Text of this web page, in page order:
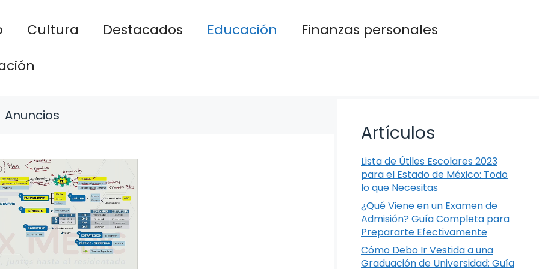
Cultura Destacados Educación
Finanzas personales
Anuncios
Artículos
Lista de Útiles Escolares 2023
para el Estado de México: Todo
lo que Necesitas
¿Qué Viene en un Examen de
Admisión? Guía Completa para
Prepararte Efectivamente
Cómo Debo Ir Vestida a una
Graduación de Universidad: Guía